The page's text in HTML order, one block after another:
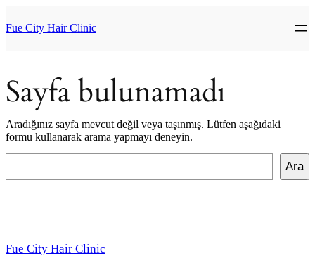
geç
Fue City Hair Clinic
Sayfa bulunamadı
Aradığınız sayfa mevcut değil veya taşınmış. Lütfen aşağıdaki
formu kullanarak arama yapmayı deneyin.
Ara
Fue City Hair Clinic